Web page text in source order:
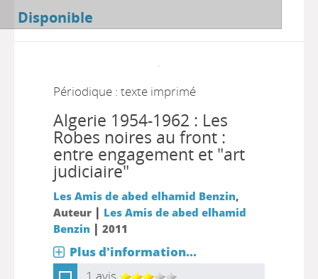
Disponible
Périodique : texte imprimé
Algerie 1954-1962 : Les
Robes noires au front :
entre engagement et "art
judiciaire"
Les Amis de abed elhamid Benzin,
Auteur | Les Amis de abed elhamid
Benzin | 2011
Plus d'information...